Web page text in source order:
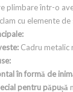
plimbare într-o
cu elemente
Cadru metalic
în formă de
pentru păpușă